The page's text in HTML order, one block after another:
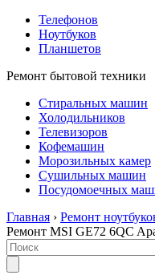
Телефонов
Ноутбуков
Планшетов
Ремонт бытовой техники
Стиральных машин
Холодильников
Телевизоров
Кофемашин
Морозильных камер
Сушильных машин
Посудомоечных
Главная › Ремонт
Ремонт MSI GE72 6QC